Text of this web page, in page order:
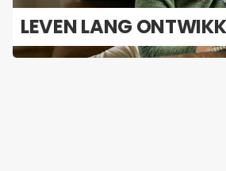
LEVEN LANG